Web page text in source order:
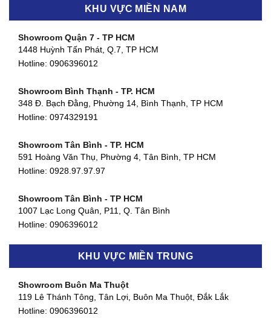
KHU VỰC MIỀN NAM
Showroom Quận 7 - TP HCM
1448 Huỳnh Tấn Phát, Q.7, TP HCM
Hotline: 0906396012
Showroom Bình Thạnh - TP. HCM
348 Đ. Bạch Đằng, Phường 14, Bình Thạnh, TP HCM
Hotline: 0974329191
Showroom Tân Bình - TP. HCM
591 Hoàng Văn Thụ, Phường 4, Tân Bình, TP HCM
Hotline: 0928.97.97.97
Showroom Tân Bình - TP HCM
1007 Lạc Long Quân, P11, Q. Tân Bình
Hotline: 0906396012
Showroom Biên Hòa - Đồng Nai
Showroom Thuận An - Bình Dương
KHU VỰC MIỀN TRUNG
Showroom Buôn Ma Thuột
119 Lê Thánh Tông, Tân Lợi, Buôn Ma Thuột, Đắk Lắk
Hotline: 0906396012